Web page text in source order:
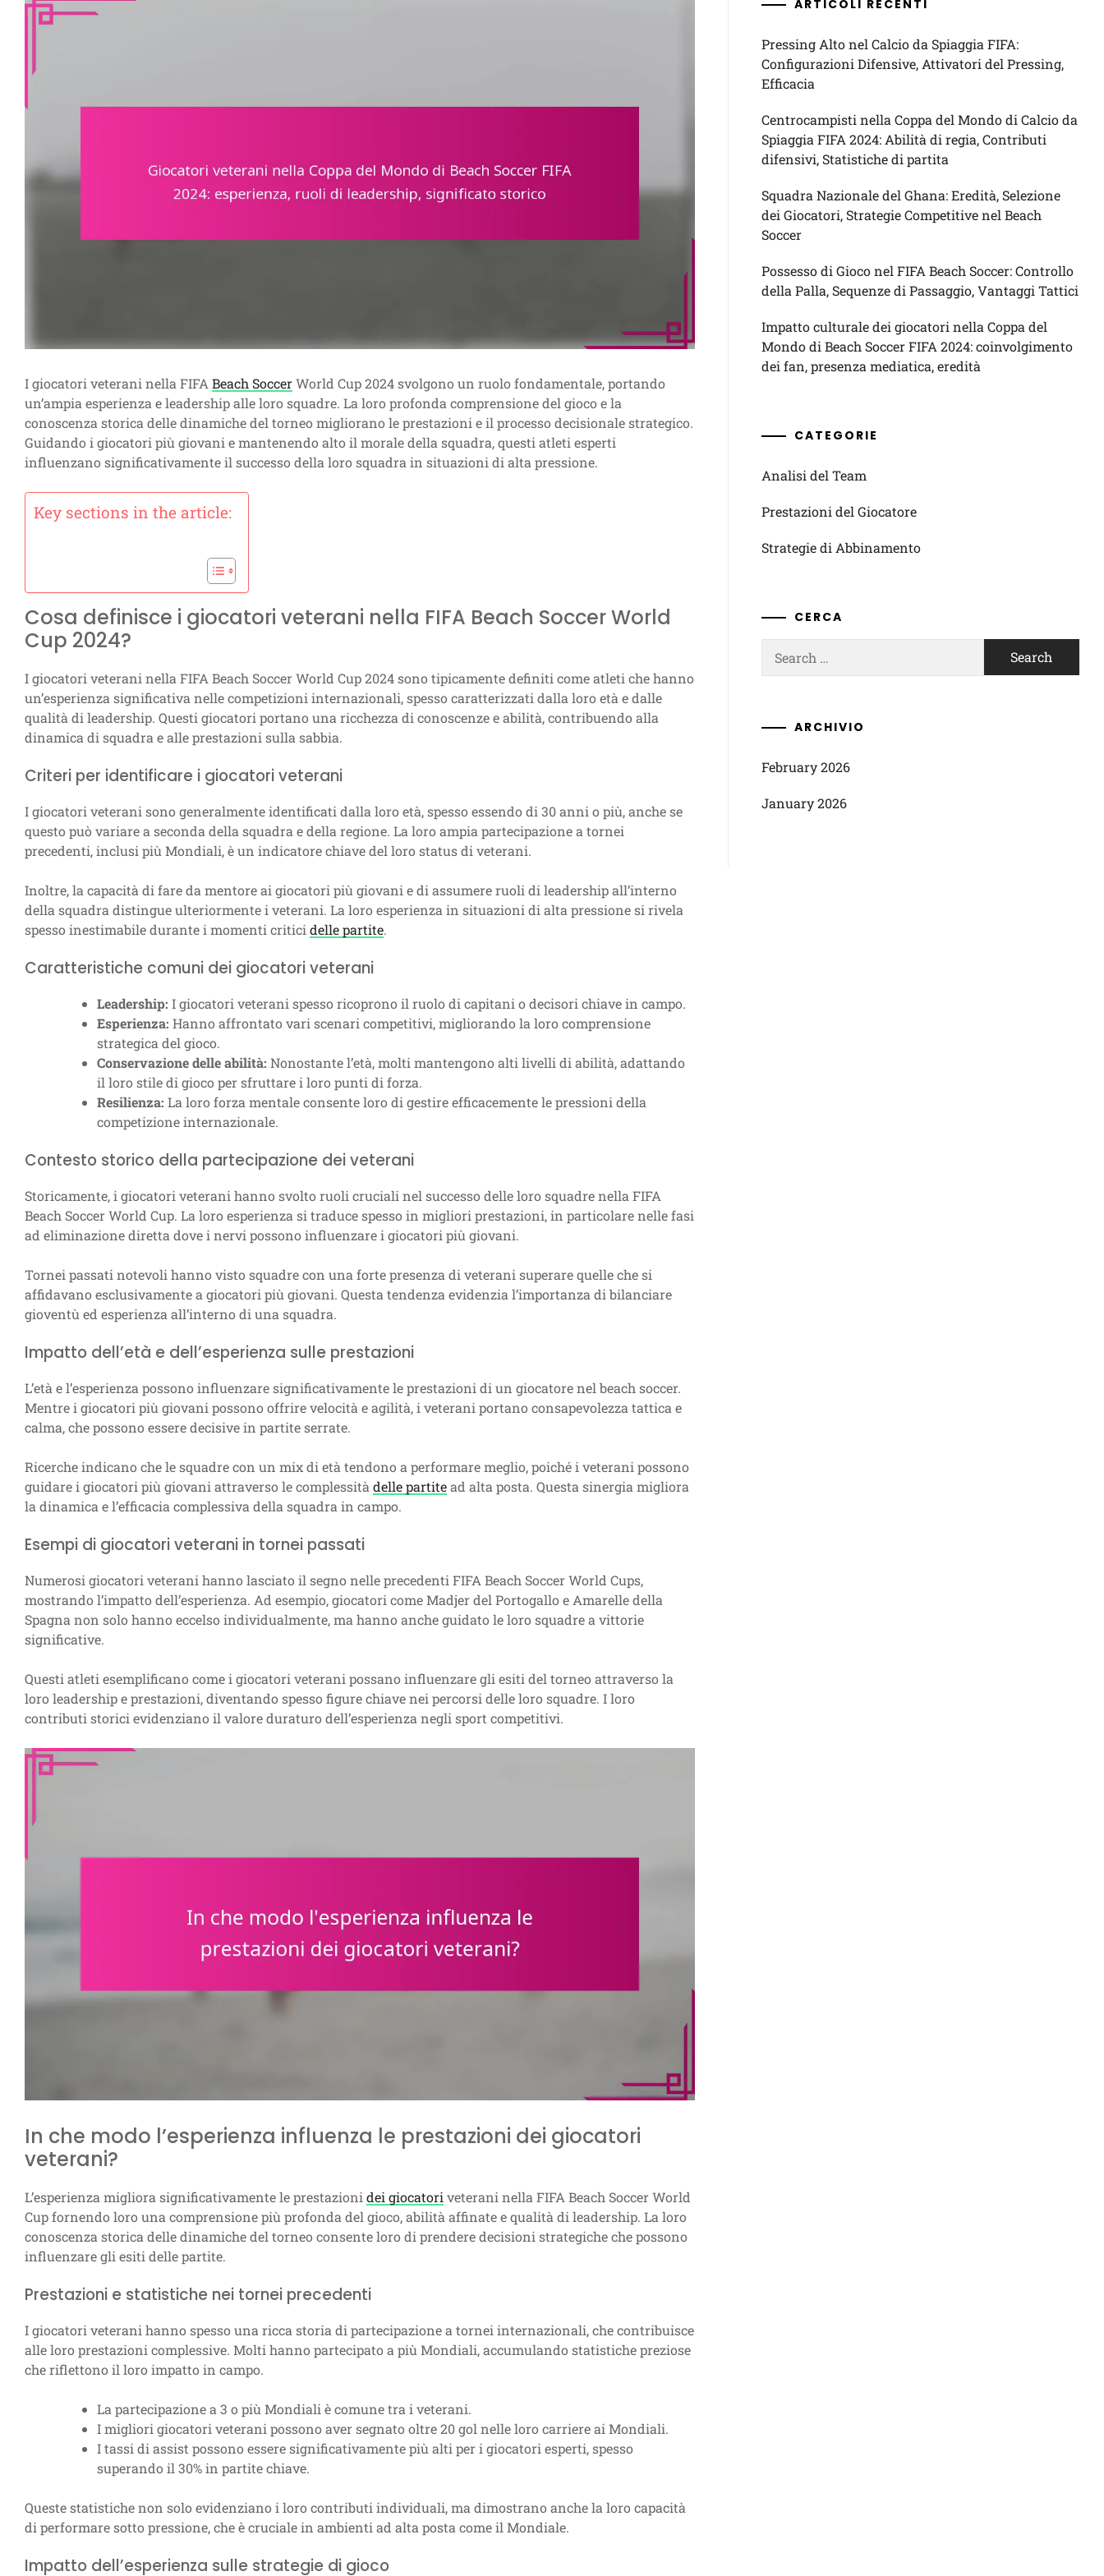
I giocatori veterani nella FIFABeach SoccerWorld Cup 2024 svolgono un ruolo fondamentale, portando
un’ampia esperienza e leadership alle loro squadre. La loro profonda comprensione del gioco e la
conoscenza storica delle dinamiche del torneo migliorano le prestazioni e il processo decisionale strategico.
Guidando i giocatori più giovani e mantenendo alto il morale della squadra, questi atleti esperti
influenzano significativamente il successo della loro squadra in situazioni di alta pressione.
Key sections in the article:
Cosa definisce i giocatori veterani nella FIFA Beach Soccer World
Cup 2024?
I giocatori veterani nella FIFA Beach Soccer World Cup 2024 sono tipicamente definiti come atleti che hanno
un’esperienza significativa nelle competizioni internazionali, spesso caratterizzati dalla loro età e dalle
qualità di leadership. Questi giocatori portano una ricchezza di conoscenze e abilità, contribuendo alla
dinamica di squadra e alle prestazioni sulla sabbia.
Criteri per identificare i giocatori veterani
I giocatori veterani sono generalmente identificati dalla loro età, spesso essendo di 30 anni o più, anche se
questo può variare a seconda della squadra e della regione. La loro ampia partecipazione a tornei
precedenti, inclusi più Mondiali, è un indicatore chiave del loro status di veterani.
Inoltre, la capacità di fare da mentore ai giocatori più giovani e di assumere ruoli di leadership all’interno
della squadra distingue ulteriormente i veterani. La loro esperienza in situazioni di alta pressione si rivela
spesso inestimabile durante i momenti criticidelle partite.
Caratteristiche comuni dei giocatori veterani
Leadership: I giocatori veterani spesso ricoprono il ruolo di capitani o decisori chiave in campo.
Esperienza: Hanno affrontato vari scenari competitivi, migliorando la loro comprensione
strategica del gioco.
Conservazione delle abilità: Nonostante l’età, molti mantengono alti livelli di abilità, adattando
il loro stile di gioco per sfruttare i loro punti di forza.
Resilienza: La loro forza mentale consente loro di gestire efficacemente le pressioni della
competizione internazionale.
Contesto storico della partecipazione dei veterani
Storicamente, i giocatori veterani hanno svolto ruoli cruciali nel successo delle loro squadre nella FIFA
Beach Soccer World Cup. La loro esperienza si traduce spesso in migliori prestazioni, in particolare nelle fasi
ad eliminazione diretta dove i nervi possono influenzare i giocatori più giovani.
Tornei passati notevoli hanno visto squadre con una forte presenza di veterani superare quelle che si
affidavano esclusivamente a giocatori più giovani. Questa tendenza evidenzia l’importanza di bilanciare
gioventù ed esperienza all’interno di una squadra.
Impatto dell’età e dell’esperienza sulle prestazioni
L’età e l’esperienza possono influenzare significativamente le prestazioni di un giocatore nel beach soccer.
Mentre i giocatori più giovani possono offrire velocità e agilità, i veterani portano consapevolezza tattica e
calma, che possono essere decisive in partite serrate.
Ricerche indicano che le squadre con un mix di età tendono a performare meglio, poiché i veterani possono
guidare i giocatori più giovani attraverso le complessitàdelle partitead alta posta. Questa sinergia migliora
la dinamica e l’efficacia complessiva della squadra in campo.
Esempi di giocatori veterani in tornei passati
Numerosi giocatori veterani hanno lasciato il segno nelle precedenti FIFA Beach Soccer World Cups,
mostrando l’impatto dell’esperienza. Ad esempio, giocatori come Madjer del Portogallo e Amarelle della
Spagna non solo hanno eccelso individualmente, ma hanno anche guidato le loro squadre a vittorie
significative.
Questi atleti esemplificano come i giocatori veterani possano influenzare gli esiti del torneo attraverso la
loro leadership e prestazioni, diventando spesso figure chiave nei percorsi delle loro squadre. I loro
contributi storici evidenziano il valore duraturo dell’esperienza negli sport competitivi.
In che modo l’esperienza influenza le prestazioni dei giocatori
veterani?
L’esperienza migliora significativamente le prestazioni dei giocatori veterani nella FIFA Beach Soccer World
Cup fornendo loro una comprensione più profonda del gioco, abilità affinate e qualità di leadership. La loro
conoscenza storica delle dinamiche del torneo consente loro di prendere decisioni strategiche che possono
influenzare gli esiti delle partite.
Prestazioni e statistiche nei tornei precedenti
I giocatori veterani hanno spesso una ricca storia di partecipazione a tornei internazionali, che contribuisce
alle loro prestazioni complessive. Molti hanno partecipato a più Mondiali, accumulando statistiche preziose
che riflettono il loro impatto in campo.
La partecipazione a 3 o più Mondiali è comune tra i veterani.
I migliori giocatori veterani possono aver segnato oltre 20 gol nelle loro carriere ai Mondiali.
I tassi di assist possono essere significativamente più alti per i giocatori esperti, spesso
superando il 30% in partite chiave.
Queste statistiche non solo evidenziano i loro contributi individuali, ma dimostrano anche la loro capacità
di performare sotto pressione, che è cruciale in ambienti ad alta posta come il Mondiale.
Impatto dell’esperienza sulle strategie di gioco
ARTICOLI RECENTI
Pressing Alto nel Calcio da Spiaggia FIFA:
Configurazioni Difensive, Attivatori del Pressing,
Efficacia
Centrocampisti nella Coppa del Mondo di Calcio da
Spiaggia FIFA 2024: Abilità di regia, Contributi
difensivi, Statistiche di partita
Squadra Nazionale del Ghana: Eredità, Selezione
dei Giocatori, Strategie Competitive nel Beach
Soccer
Possesso di Gioco nel FIFA Beach Soccer: Controllo
della Palla, Sequenze di Passaggio, Vantaggi Tattici
Impatto culturale dei giocatori nella Coppa del
Mondo di Beach Soccer FIFA 2024: coinvolgimento
dei fan, presenza mediatica, eredità
CATEGORIE
Analisi del Team
Prestazioni del Giocatore
Strategie di Abbinamento
CERCA
for:
ARCHIVIO
February 2026
January 2026